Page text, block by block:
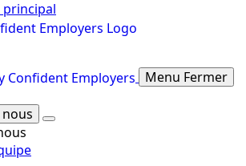
principal
Menu Fermer